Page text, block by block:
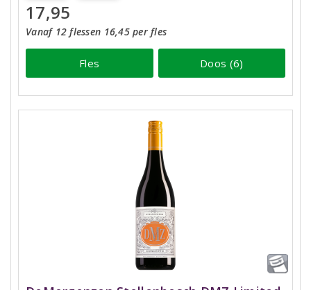
17,95
Vanaf 12 flessen 16,45 per fles
Fles Doos (6)